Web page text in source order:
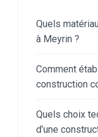
Quels
à Meyrin ?
Comment
construction
Quels choix
d’une